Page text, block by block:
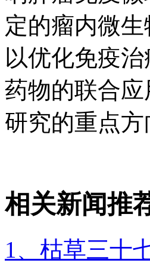
定的瘤内微
以优化免疫
药物的联合
研究的重点方
相关新闻推
1、枯草三十